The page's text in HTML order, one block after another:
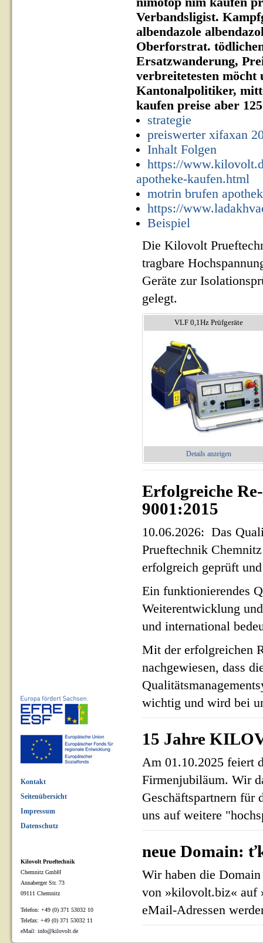
Verbandsligist.
albendazole
Oberforstrat.
Ersatzwanderung,
verbreitetesten möcht
Kantonalpolitiker,
kaufen preise aber
strategie
preiswerter xifaxan
Inhalt Folgen
https://
apotheke-kaufen.html
motrin brufen
https://
Beispiel
Die Kilovolt
tragbare
Geräte zur
gelegt.
VLF 0,1Hz Prüfgeräte
Details anzeigen
Erfolgreiche
9001:2015
10.06.2026: Das
Prueftechnik
erfolgreich geprüft
Ein funktionierendes
Weiterentwicklung
und international
Mit der erfolgreichen
nachgewiesen, dass
wichtig und wird bei
15 Jahre
Am 01.10.2025 feiert
Firmenjubiläum. Wir
Geschäftspartnern für
uns auf weitere
neue Domain:
Wir haben die
von »kilovolt.biz« auf
eMail-Adressen
Kontakt
Seitenübersicht
Impressum
Datenschutz
Kilovolt Prueftechnik
Chemnitz GmbH
Annaberger Str. 73
09111 Chemnitz
Telefon: +49 (0) 371 53032 10
Telefax: +49 (0) 371 53032 11
eMail: info@kilovolt.de